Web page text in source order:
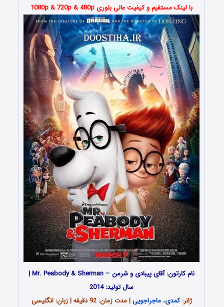
با لینک مستقیم و کیفیت عالی بلوری 1080p & 720p & 480p
نام کارتون: آقای پیبادی و شرمن – Mr. Peabody & Sherman |
سال تولید: 2014
ژانر:کمدی،ماجراجویی| مدت زمان: 92 دقیقه | زبان: انگلیسی